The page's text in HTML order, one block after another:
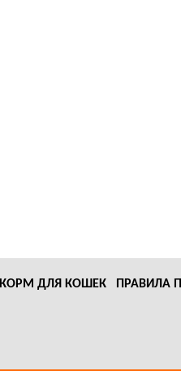
КОРМ ДЛЯ КОШЕК ПРАВИЛА